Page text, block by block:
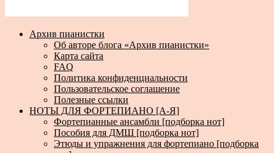
Архив пианистки
Об авторе блога «Архив пианистки»
Карта сайта
FAQ
Политика конфиденциальности
Пользовательское соглашение
Полезные ссылки
НОТЫ ДЛЯ ФОРТЕПИАНО [А-Я]
Фортепианные ансамбли [подборка нот]
Пособия для ДМШ [подборка нот]
Этюды и упражнения для фортепиано [подборка